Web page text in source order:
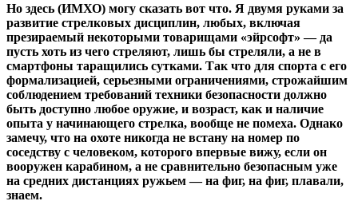
Но здесь (ИМХО) могу сказать вот что. Я двумя руками за
развитие стрелковых дисциплин, любых, включая
презираемый некоторыми товарищами «эйрсофт» — да
пусть хоть из чего стреляют, лишь бы стреляли, а не в
смартфоны таращились сутками. Так что для спорта с его
формализацией, серьезными ограничениями, строжайшим
соблюдением требований техники безопасности должно
быть доступно любое оружие, и возраст, как и наличие
опыта у начинающего стрелка, вообще не помеха. Однако
замечу, что на охоте никогда не встану на номер по
соседству с человеком, которого впервые вижу, если он
вооружен карабином, а не сравнительно безопасным уже
на средних дистанциях ружьем — на фиг, на фиг, плавали,
знаем.